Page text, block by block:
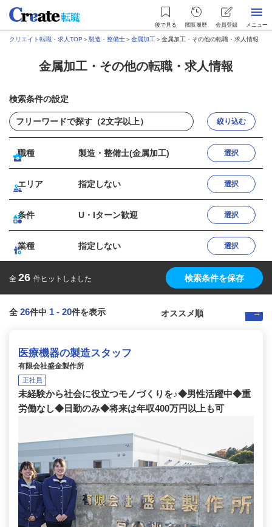
後で見る 閲覧履歴 会員登録 メニュー
クリエイト転職・求人TOP ＞製造・整備士＞金属加工 ＞金属加工・その他の転職・求人情報
金属加工・その他の転職・求人情報
検索条件の設定
絞り込む
職種 製造・整備士(金属加工) 選択
エリア 指定しない 選択
条件 U・Iターン歓迎 選択
業種 指定しない 選択
全 26 件ヒットしました 検索条件を保存
全 26件中 1 - 20件を表示
医療機器の製造スタッフ
有限会社盛金製作所
正社員
未経験から社会に役立つモノづくりを♪◆男性活躍中◆重
労働なし◆日勤のみ◆将来は年収400万円以上も可